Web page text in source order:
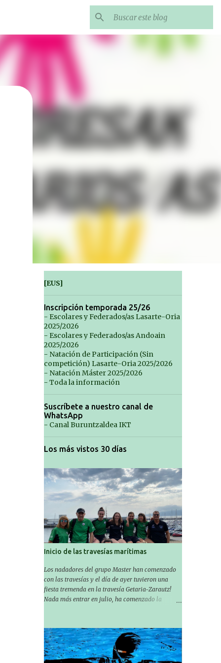
[EUS]
Inscripción temporada 25/26
- Escolares y Federados/as Lasarte-Oria
2025/2026
- Escolares y Federados/as Andoain
2025/2026
- Natación de Participación (Sin
competición) Lasarte-Oria 2025/2026
- Natación Máster 2025/2026
- Toda la información
Suscríbete a nuestro canal de
WhatsApp
- Canal Buruntzaldea IKT
Los más vistos 30 días
Inicio de las travesías marítimas
Los nadadores del grupo Master han comenzado
con las travesías y el día de ayer tuvieron una
fiesta tremenda en la travesía Getaria-Zarautz!
Nada más entrar en julio, ha comenzado la
Masters de nuestro equipo! En esta ocasión han
empezado a participar más tarde, pero ya han
estado en tres citas y están muy contentos,
esperando la fecha de su próxima cita. Para